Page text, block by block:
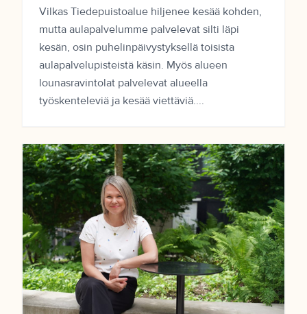
Vilkas Tiedepuistoalue hiljenee kesää kohden,
mutta aulapalvelumme palvelevat silti läpi
kesän, osin puhelinpäivystyksellä toisista
aulapalvelupisteistä käsin. Myös alueen
lounasravintolat palvelevat alueella
työskenteleviä ja kesää viettäviä....